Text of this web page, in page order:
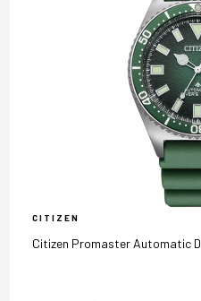
CITIZEN
Citizen Promaster Automatic